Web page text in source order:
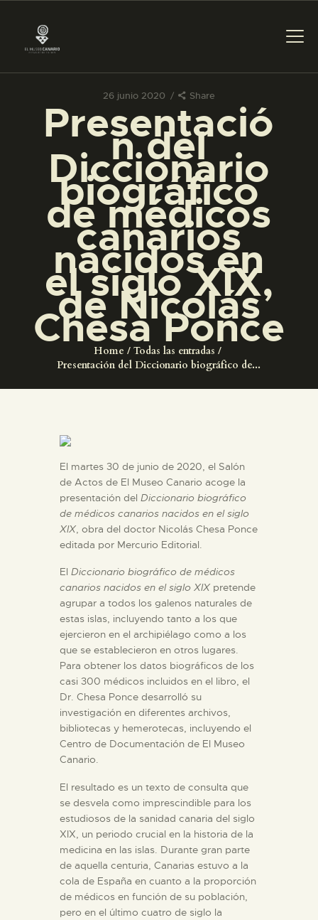
26 junio 2020 Share
Presentació
n del
Diccionario
biográfico
de médicos
canarios
nacidos en
el siglo XIX,
de Nicolás
Chesa Ponce
Home
Todas las entradas
Presentación del Diccionario biográfico de...
PREPARAR LA VISITA
ACTIVIDADES
█
EL MUSEO
COLECCIONES
DIDÁCTICA
ACTIVIDADES
█
EL MUSEO
COLECCIONES
DIDÁCTICA
ESPAÑOL
El martes 30 de junio de 2020, el Salón
de Actos de El Museo Canario acoge la
presentación del Diccionario biográfico
de médicos canarios nacidos en el siglo
XIX , obra del doctor Nicolás Chesa Ponce
editada por Mercurio Editorial.
El Diccionario biográfico de médicos
canarios nacidos en el siglo XIX pretende
agrupar a todos los galenos naturales de
estas islas, incluyendo tanto a los que
ejercieron en el archipiélago como a los
que se establecieron en otros lugares.
Para obtener los datos biográficos de los
casi 300 médicos incluidos en el libro, el
Dr. Chesa Ponce desarrolló su
investigación en diferentes archivos,
bibliotecas y hemerotecas, incluyendo el
Centro de Documentación de El Museo
Canario.
El resultado es un texto de consulta que
se desvela como imprescindible para los
estudiosos de la sanidad canaria del siglo
XIX, un periodo crucial en la historia de la
medicina en las islas. Durante gran parte
de aquella centuria, Canarias estuvo a la
cola de España en cuanto a la proporción
de médicos en función de su población,
pero en el último cuatro de siglo la